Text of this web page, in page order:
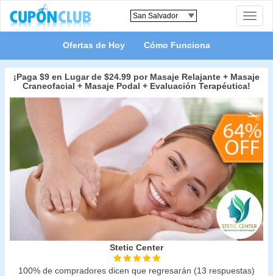
Toggle
Ofertas de Hoy Cómo Funciona
¡Paga $9 en Lugar de $24.99 por Masaje Relajante + Masaje
Craneofacial + Masaje Podal + Evaluación Terapéutica!
Stetic Center
100% de compradores dicen que regresarán (13 respuestas)